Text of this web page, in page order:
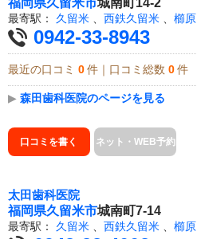
最寄駅： 久留米 西鉄久留米 櫛原
0942-33-8943
最近の口コミ 0 件｜口コミ総数 0 件
▶ 森田歯科医院のページを見る
口コミを書く ネット・WEB予約
太田歯科医院
福岡県久留米市城南町7-14
最寄駅： 久留米 、 西鉄久留米 、 櫛原